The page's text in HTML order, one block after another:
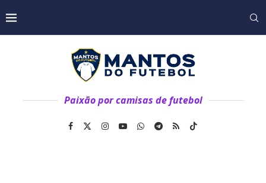
Paixão por camisas de futebol